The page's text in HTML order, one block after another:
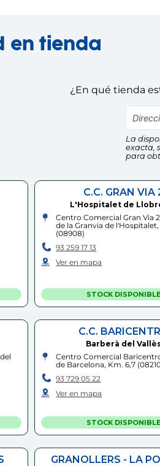
en tienda
¿En qué tienda
La
exacta,
para
C.C. GRAN VIA
L'Hospitalet de
Centro Comercial Gran Via
de la Granvia de l'Hospitalet,
(08908)
93 259 17 13
Ver en mapa
STOCK DISPONIBLE
C.C.
Barberà del
Centro Comercial
de Barcelona, Km. 6,7 (
93 729 05 22
Ver en mapa
STOCK DISPONIBLE
GRANOLLERS - LA